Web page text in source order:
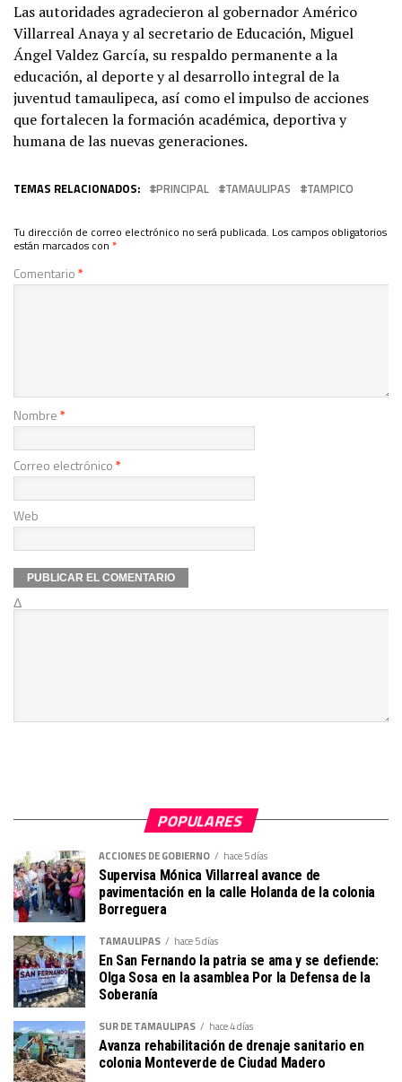
Las autoridades agradecieron al gobernador Américo
Villarreal Anaya y al secretario de Educación, Miguel
Ángel Valdez García, su respaldo permanente a la
educación, al deporte y al desarrollo integral de la
juventud tamaulipeca, así como el impulso de acciones
que fortalecen la formación académica, deportiva y
humana de las nuevas generaciones.
TEMAS RELACIONADOS: PRINCIPAL TAMAULIPAS TAMPICO
Tu dirección de correo electrónico no será publicada. Los campos obligatorios
están marcados con *
Comentario*
Nombre*
Correo electrónico*
Web
Δ
POPULARES
ACCIONES DE GOBIERNO hace 5 días
Supervisa Mónica Villarreal avance de
pavimentación en la calle Holanda de la colonia
Borreguera
TAMAULIPAS hace 5 días
En San Fernando la patria se ama y se defiende:
Olga Sosa en la asamblea Por la Defensa de la
Soberanía
SUR DE TAMAULIPAS hace 4 días
Avanza rehabilitación de drenaje sanitario en
colonia Monteverde de Ciudad Madero